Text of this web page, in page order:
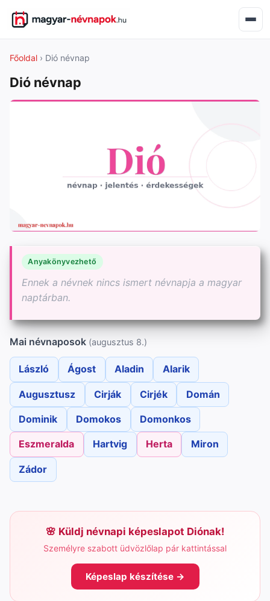
Főoldal › Dió névnap
Dió névnap
Anyakönyvezhető
Ennek a névnek nincs ismert névnapja a magyar
naptárban.
Mai névnaposok (augusztus 8.)
László Ágost Aladin Alarik
Augusztusz Cirják Cirjék Domán
Dominik Domokos Domonkos
Eszmeralda Hartvig Herta Miron
Zádor
Küldj névnapi képeslapot Diónak!
Személyre szabott üdvözlőlap pár kattintással
Képeslap készítése →